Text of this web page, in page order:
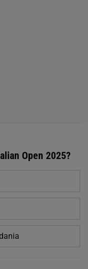
Open 2025?